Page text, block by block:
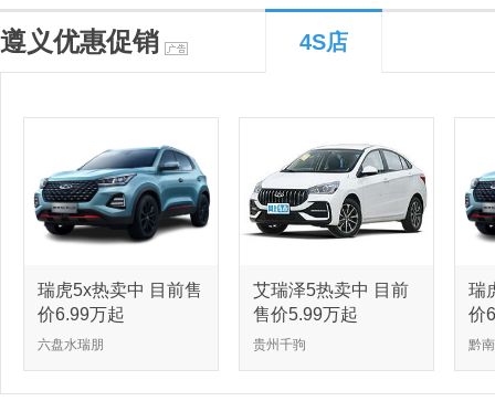
遵义优惠促销 4S店
瑞虎5x热卖中 目前售
价6.99万起
六盘水瑞朋
艾瑞泽5热卖中 目前
售价5.99万起
贵州千驹
瑞
价
黔